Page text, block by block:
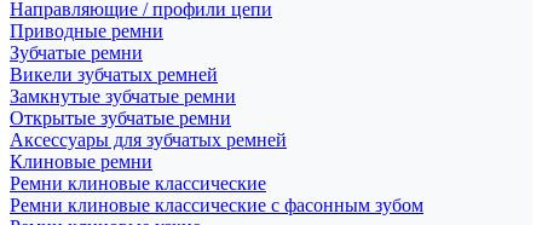
Направляющие / профили цепи
Приводные ремни
Зубчатые ремни
Викели зубчатых ремней
Замкнутые зубчатые ремни
Открытые зубчатые ремни
Аксессуары для зубчатых ремней
Клиновые ремни
Ремни клиновые классические
Ремни клиновые классические с фасонным зубом